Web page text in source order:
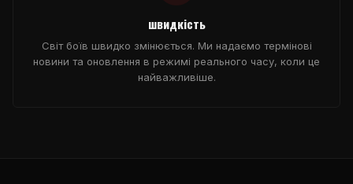
швидкість
Світ боїв швидко змінюється. Ми надаємо термінові
новини та оновлення в режимі реального часу, коли це
найважливіше.